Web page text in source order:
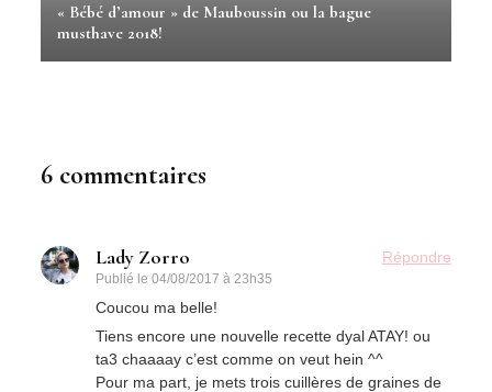
« Bébé d’amour » de Mauboussin ou la bague
musthave 2018!
6 commentaires
Lady Zorro
Publié le04/08/2017 à 23h35
Répondre
Coucou ma belle!
Tiens encore une nouvelle recette dyal ATAY! ou
ta3 chaaaay c’est comme on veut hein ^^
Pour ma part, je mets trois cuillères de graines de